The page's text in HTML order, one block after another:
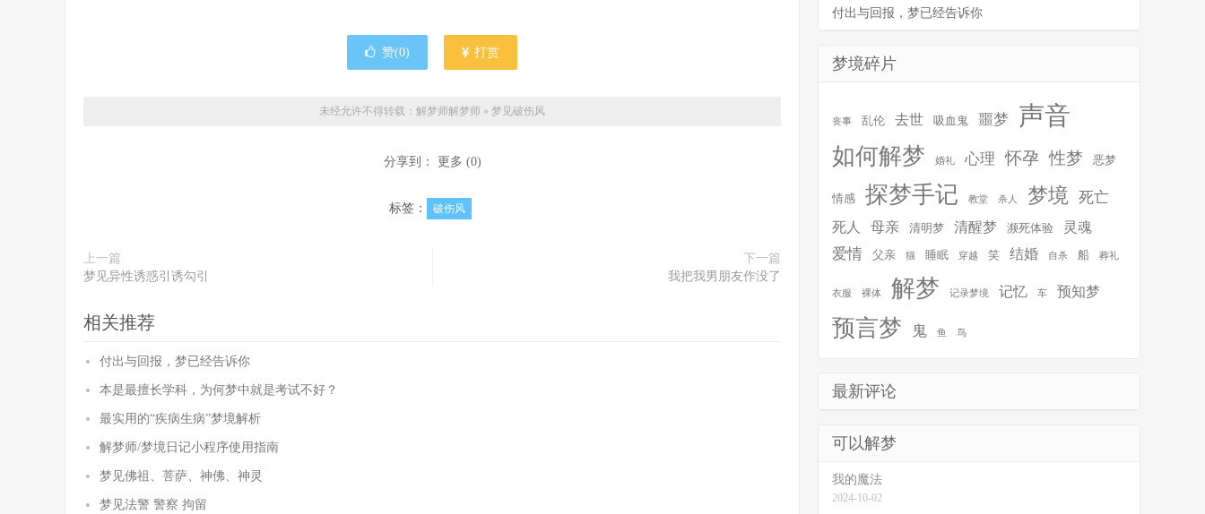
赞(0) 打赏
未经允许不得转载：解梦师解梦师 » 梦见破伤风
分享到： 更多 (0)
标签： 破伤风
上一篇
梦见异性诱惑引诱勾引
下一篇
我把我男朋友作没了
相关推荐
付出与回报，梦已经告诉你
本是最擅长学科，为何梦中就是考试不好？
最实用的“疾病生病”梦境解析
解梦师/梦境日记小程序使用指南
梦见佛祖、菩萨、神佛、神灵
梦见法警 警察 拘留
付出与回报，梦已经告诉你
梦境碎片
丧事 乱伦 去世 吸血鬼 噩梦 声音
如何解梦 婚礼 心理 怀孕 性梦 恶梦
情感 探梦手记 教堂 杀人 梦境 死亡
死人 母亲 清明梦 清醒梦 濒死体验 灵魂
爱情 父亲 猫 睡眠 穿越 笑 结婚 自杀 船 葬礼
衣服 裸体 解梦 记录梦境 记忆 车 预知梦
预言梦 鬼 鱼 鸟
最新评论
可以解梦
我的魔法
2024-10-02